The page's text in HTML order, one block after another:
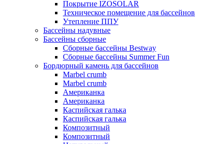
Покрытие IZOSOLAR
Техническое помещение для бассейнов
Утепление ППУ
Бассейны надувные
Бассейны сборные
Сборные бассейны Bestway
Сборные бассейны Summer Fun
Бордюрный камень для бассейнов
Marbel crumb
Marbel crumb
Американка
Американка
Каспийская галька
Каспийская галька
Композитный
Композитный